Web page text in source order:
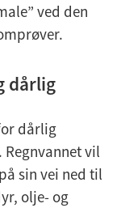
ved den
dårlig
dårlig
vil
sin vei ned til
olje- og